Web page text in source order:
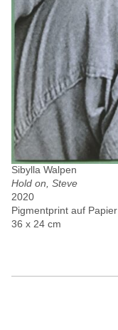
Sibylla Walpen
Hold on, Steve
2020
Pigmentprint auf Papier
36 x 24 cm